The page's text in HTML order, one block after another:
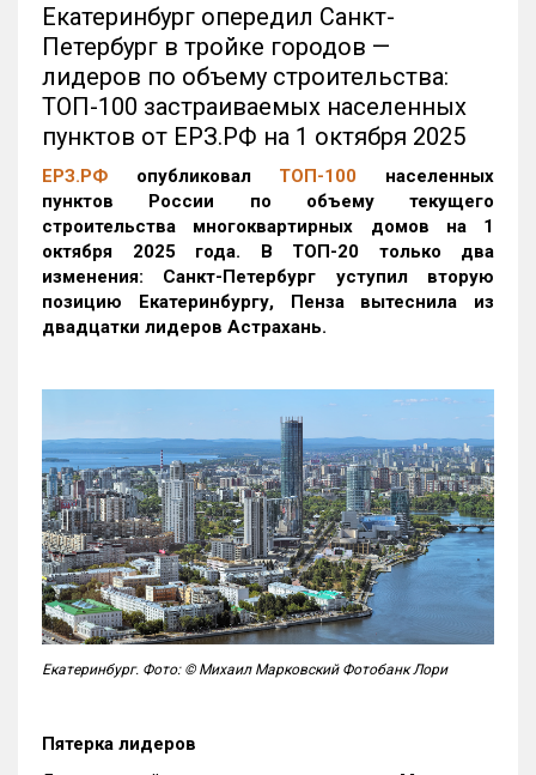
Екатеринбург опередил Санкт-
Петербург в тройке городов —
лидеров по объему строительства:
ТОП-100 застраиваемых населенных
пунктов от ЕРЗ.РФ на 1 октября 2025
ЕРЗ.РФ опубликовал ТОП-100 населенных
пунктов России по объему текущего
строительства многоквартирных домов на 1
октября 2025 года. В ТОП-20 только два
изменения: Санкт-Петербург уступил вторую
позицию Екатеринбургу, Пенза вытеснила из
двадцатки лидеров Астрахань.
Екатеринбург. Фото: © Михаил Марковский Фотобанк Лори
Пятерка лидеров